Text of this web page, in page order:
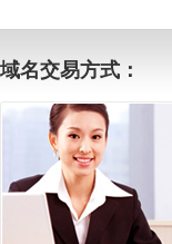
域名交易方式：